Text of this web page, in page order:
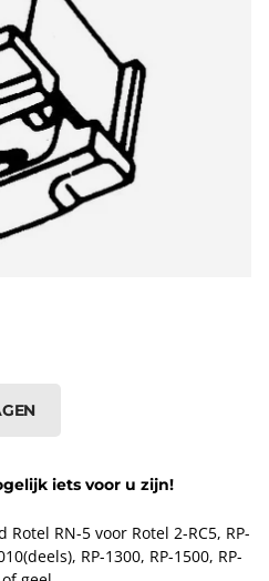
iets voor u zijn!
RN-5 voor Rotel 2-RC5, RP-
RP-1300, RP-1500, RP-